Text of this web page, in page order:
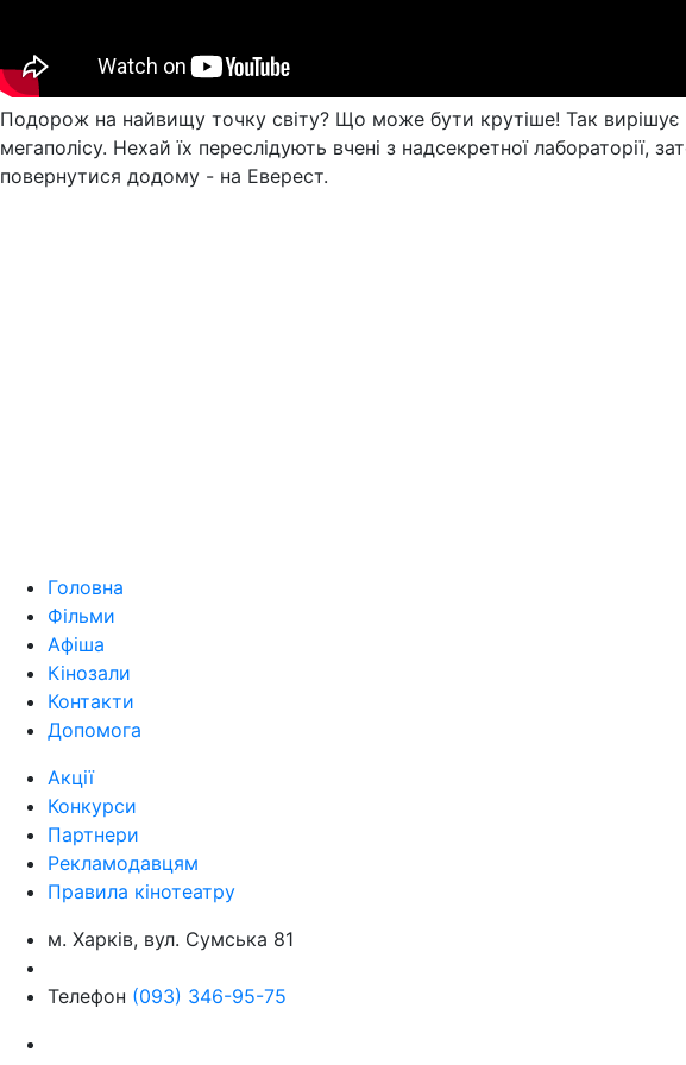
Подорож на найвищу точку світу? Що може бути крутіше! Так
мегаполісу. Нехай їх переслідують вчені з надсекретної
повернутися додому - на Еверест.
Головна
Фільми
Афіша
Кінозали
Контакти
Допомога
Акції
Конкурси
Партнери
Рекламодавцям
Правила кінотеатру
м. Харків, вул. Сумська 81
Телефон (093) 346-95-75